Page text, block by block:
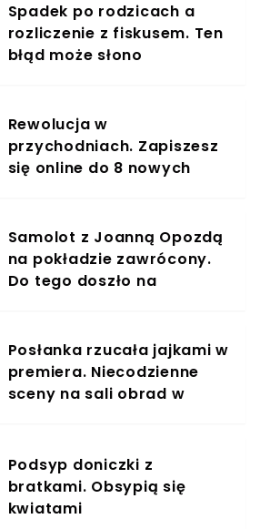
Spadek po rodzicach a
rozliczenie z fiskusem. Ten
błąd może słono
Rewolucja w
przychodniach. Zapiszesz
się online do 8 nowych
Samolot z Joanną Opozdą
na pokładzie zawrócony.
Do tego doszło na
Posłanka rzucała jajkami w
premiera. Niecodzienne
sceny na sali obrad w
Podsyp doniczki z
bratkami. Obsypią się
kwiatami